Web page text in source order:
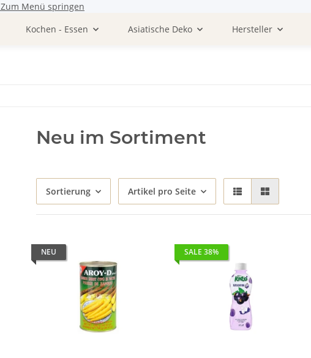
Zum Menü springen
Kochen - Essen Asiatische Deko Hersteller
Neu im Sortiment
Sortierung Artikel pro Seite
NEU SALE 38%